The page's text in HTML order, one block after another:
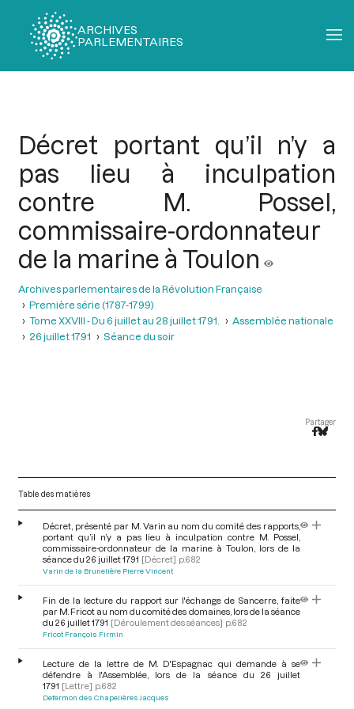
ARCHIVES
PARLEMENTAIRES
Décret portant qu’il n’y a
pas lieu à inculpation
contre M. Possel,
commissaire-ordonnateur
de la marine à Toulon
Archives parlementaires de la Révolution Française
Première série (1787-1799)
Tome XXVIII - Du 6 juillet au 28 juillet 1791.
Assemblée nationale
26 juillet 1791
Séance du soir
Partager
Table des matières
Décret, présenté par M. Varin au nom du comité des rapports,
portant qu’il n’y a pas lieu à inculpation contre M. Possel,
commissaire-ordonnateur de la marine à Toulon, lors de la
séance du 26 juillet 1791 [Décret] p.682
Varin de la Brunelière Pierre Vincent
Fin de la lecture du rapport sur l'échange de Sancerre, faite
par M. Fricot au nom du comité des domaines, lors de la séance
du 26 juillet 1791 [Déroulement des séances] p.682
Fricot François Firmin
Lecture de la lettre de M. D'Espagnac qui demande à se
défendre à l'Assemblée, lors de la séance du 26 juillet
1791 [Lettre] p.682
Defermon des Chapelières Jacques